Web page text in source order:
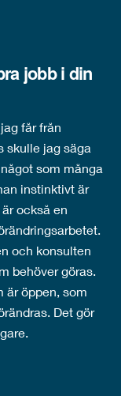
jobb i din
får från
skulle jag säga
som många
instinktivt är
också en
och konsulten
behöver göras.
är öppen, som
Det gör